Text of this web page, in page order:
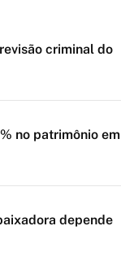
criminal do
no patrimônio em
depende